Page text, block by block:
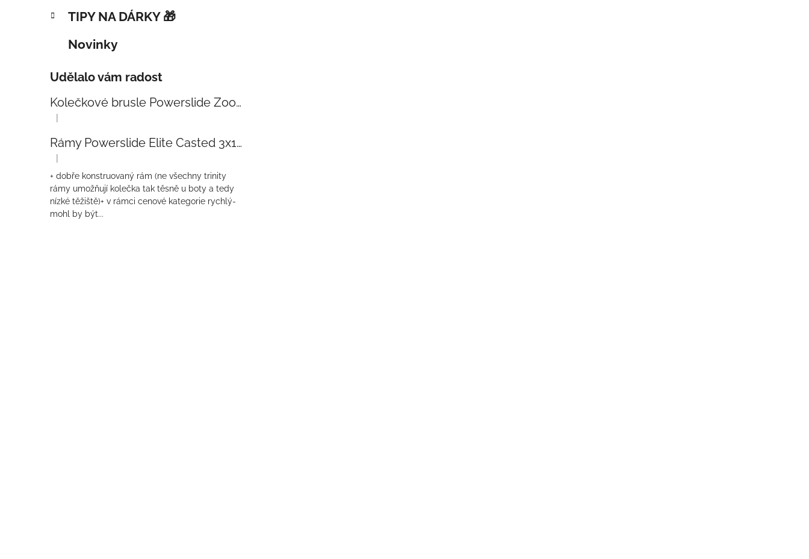
TIPY NA DÁRKY 🎁
Novinky
Udělalo vám radost
Kolečkové brusle Powerslide Zoom Baby Blue 80
Hodnocení produktu je 5 z 5 hvězdiček.
|
Rámy Powerslide Elite Casted 3x110 Trinity 270mm
Hodnocení produktu je 4 z 5 hvězdiček.
|
+ dobře konstruovaný rám (ne všechny trinity
rámy umožňují kolečka tak těsně u boty a tedy
nízké těžiště)+ v rámci cenové kategorie rychlý-
mohl by být...